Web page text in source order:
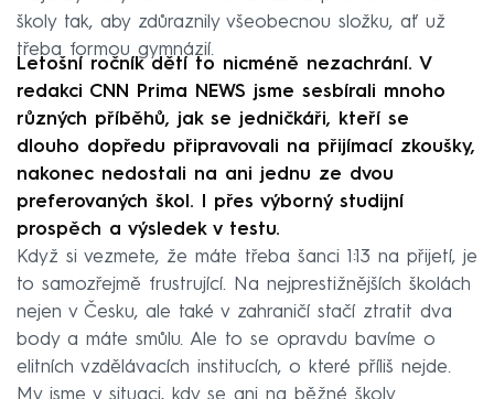
školy tak, aby zdůraznily všeobecnou složku, ať už
třeba formou gymnázií.
Letošní ročník dětí to nicméně nezachrání. V
redakci CNN Prima NEWS jsme sesbírali mnoho
různých příběhů, jak se jedničkáři, kteří se
dlouho dopředu připravovali na přijímací zkoušky,
nakonec nedostali na ani jednu ze dvou
preferovaných škol. I přes výborný studijní
prospěch a výsledek v testu.
Když si vezmete, že máte třeba šanci 1:13 na přijetí, je
to samozřejmě frustrující. Na nejprestižnějších školách
nejen v Česku, ale také v zahraničí stačí ztratit dva
body a máte smůlu. Ale to se opravdu bavíme o
elitních vzdělávacích institucích, o které příliš nejde.
My jsme v situaci, kdy se ani na běžné školy